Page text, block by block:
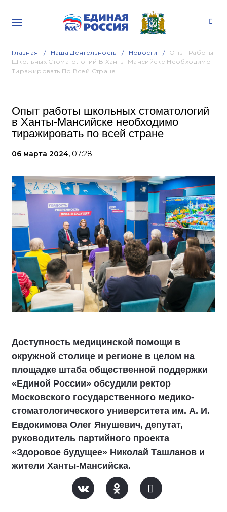
Главная Наша Деятельность Новости
Опыт Работы
Школьных Стоматологий В Ханты-Мансийске Необходимо
Тиражировать По Всей Стране
Опыт работы школьных стоматологий
в Ханты-Мансийске необходимо
тиражировать по всей стране
06 марта 2024, 07:28
Доступность медицинской помощи в
окружной столице и регионе в целом на
площадке штаба общественной поддержки
«Единой России» обсудили ректор
Московского государственного медико-
стоматологического университета им. А. И.
Евдокимова Олег Янушевич, депутат,
руководитель партийного проекта
«Здоровое будущее» Николай Ташланов и
жители Ханты-Мансийска.